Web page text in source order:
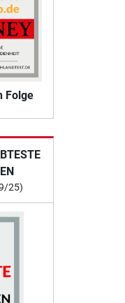
Folge
25)